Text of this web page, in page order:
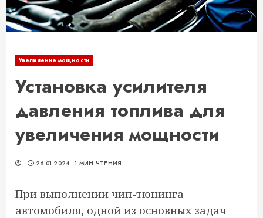
Увеличение мощности
Установка усилителя
давления топлива для
увеличения мощности
26.01.2024 1 МИН ЧТЕНИЯ
При выполнении чип-тюнинга
автомобиля, одной из основных задач